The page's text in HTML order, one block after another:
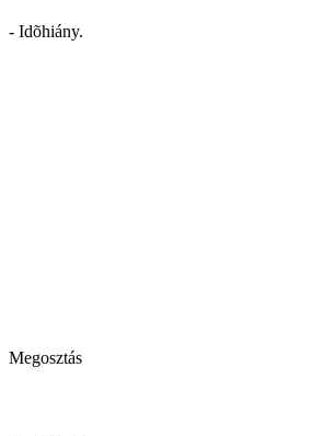
- Idõhiány.
Megosztás